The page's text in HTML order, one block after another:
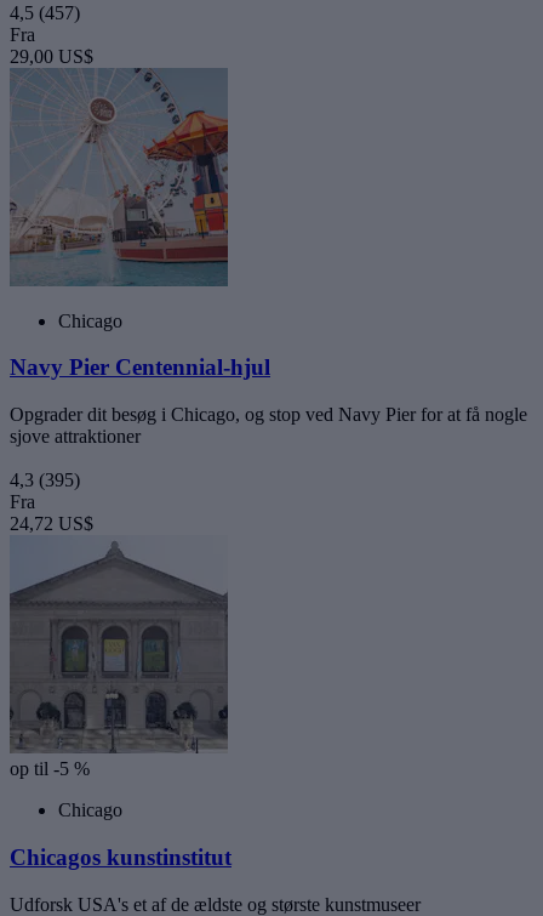
4,5 (457)
Fra
29,00 US$
Chicago
Navy Pier Centennial-hjul
Opgrader dit besøg i Chicago, og stop ved Navy Pier for at få nogle
sjove attraktioner
4,3 (395)
Fra
24,72 US$
op til -5 %
Chicago
Chicagos kunstinstitut
Udforsk USA's et af de ældste og største kunstmuseer